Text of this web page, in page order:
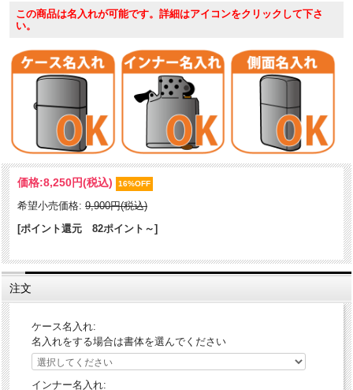
精密エッチングを活かした繊細なデザインが特徴的。このシリーズ
は、「組木模様」・「桜柄」・「ボタニカル柄」の3種類でレギュラー
タイプとスリムタイプが合わせて登場。どことなく懐かしい雰囲気を
持ち合わせ、和紙に使われるような日本を感じる和柄のZIPPOです。
ペアでも持てる恋人達にお勧めの逸品！
ケース形状：レギュラー・ケース
加工表面処理：真鍮板プレート｜精密エッチング｜ニッケル鍍金
この商品は名入れが可能です。詳細はアイコンをクリックして下さ
い。
価格:8,250円(税込) 16%OFF
希望小売価格: 9,900円(税込)
[ポイント還元 82ポイント～]
注文
ケース名入れ:
名入れをする場合は書体を選んでください
インナー名入れ: